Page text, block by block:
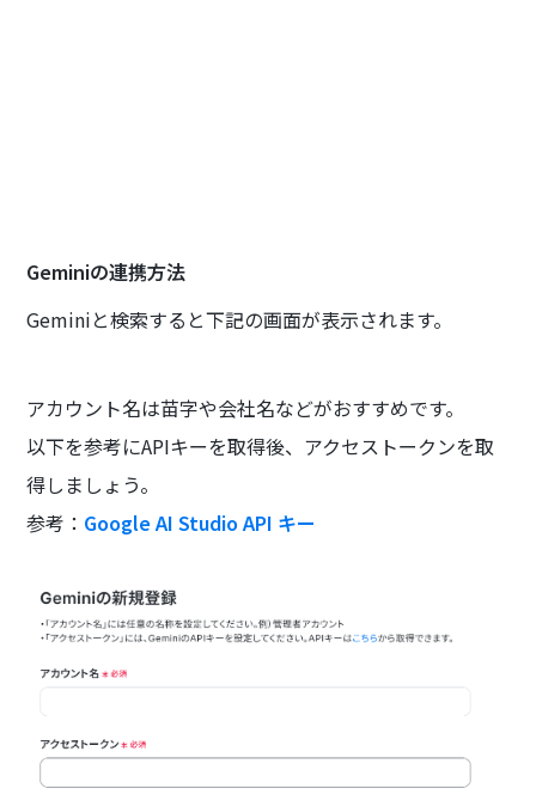
Geminiの連携方法
Geminiと検索すると下記の画面が表示されます。
アカウント名は苗字や会社名などがおすすめです。
以下を参考にAPIキーを取得後、アクセストークンを取
得しましょう。
参考： Google AI Studio API キー